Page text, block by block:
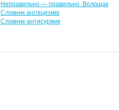
Неправильно — правильно. Волощак
Словник англіцизмів
Словник-антисуржик